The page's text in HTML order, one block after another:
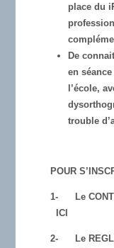
place du
De
en
l’école,
trouble
POUR
1-
Le
ICI
2-
Le